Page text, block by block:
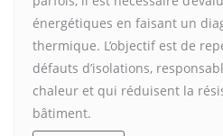
énergétiques en faisant un
thermique. L’objectif est de
défauts d’isolations,
chaleur et qui réduisent la
bâtiment.